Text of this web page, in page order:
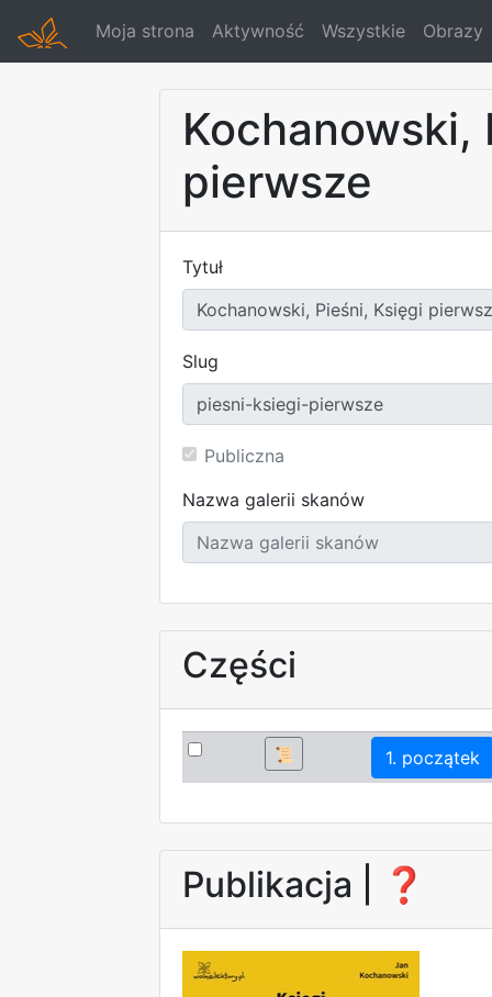
Moja strona Aktywność Wszystkie Obrazy
Kochanowski,
pierwsze
Tytuł
Slug
Publiczna
Nazwa galerii skanów
Części
📜 1. początek
Publikacja | ❓